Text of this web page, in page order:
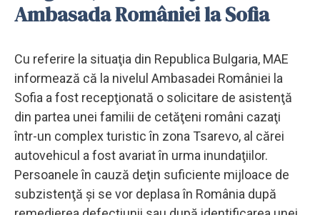
Ambasada României la Sofia
Cu referire la situaţia din Republica Bulgaria, MAE
informează că la nivelul Ambasadei României la
Sofia a fost recepţionată o solicitare de asistenţă
din partea unei familii de cetăţeni români cazaţi
într-un complex turistic în zona Tsarevo, al cărei
autovehicul a fost avariat în urma inundaţiilor.
Persoanele în cauză deţin suficiente mijloace de
subzistenţă şi se vor deplasa în România după